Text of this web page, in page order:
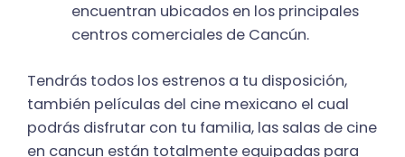
encuentran ubicados en los principales
centros comerciales de Cancún.
Tendrás todos los estrenos a tu disposición,
también películas del cine mexicano el cual
podrás disfrutar con tu familia, las salas de cine
en cancun están totalmente equipadas para